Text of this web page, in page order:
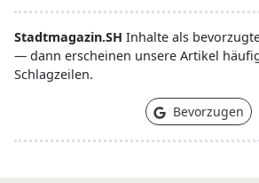
Stadtmagazin.SH Inhalte als
— dann erscheinen unsere Artikel
Schlagzeilen.
Bevorzugen